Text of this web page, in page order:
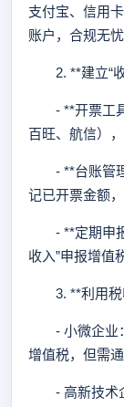
支付宝、信用
账户，合规无忧
2. **建立“收
- **开票工具
百旺、航信）
- **台账管理
记已开票金额
- **定期申报
收入”申报增值
3. **利用税
- 小微企业：
增值税，但需
- 高新技术企